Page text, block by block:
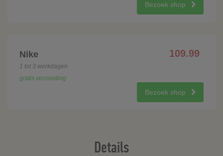
Bezoek shop
Nike 109.99
1 tot 3 werkdagen
gratis verzending
Bezoek shop
Details